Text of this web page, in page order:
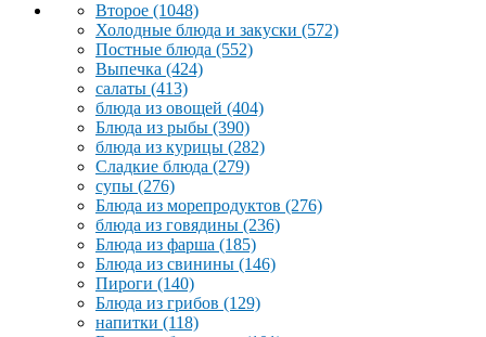
Второе (1048)
Холодные блюда и закуски (572)
Постные блюда (552)
Выпечка (424)
салаты (413)
блюда из овощей (404)
Блюда из рыбы (390)
блюда из курицы (282)
Сладкие блюда (279)
супы (276)
Блюда из морепродуктов (276)
блюда из говядины (236)
Блюда из фарша (185)
Блюда из свинины (146)
Пироги (140)
Блюда из грибов (129)
напитки (118)